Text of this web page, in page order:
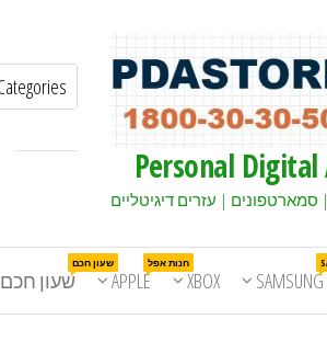
Personal
| עזרים דיגיטליים
SAMSUNG
XBOX
APPLE
חנות אפל
שעון חכם
שעון חכם